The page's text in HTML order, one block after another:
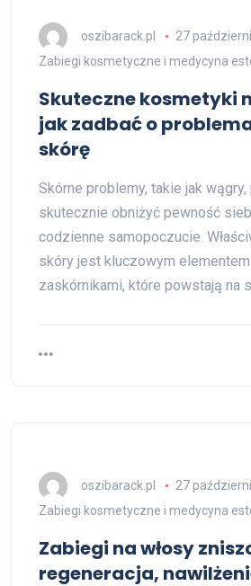
oszibarack.pl
27
Zabiegi kosmetyczne i medycyna
Skuteczne kosmetyki
jak zadbać o
skórę
Skórne problemy, takie jak
skutecznie obniżyć pewność
codzienne samopoczucie.
skóry jest kluczowym
zaskórnikami, które powstają na
oszibarack.pl
27
Zabiegi kosmetyczne i medycyna
Zabiegi na włosy
regeneracja,